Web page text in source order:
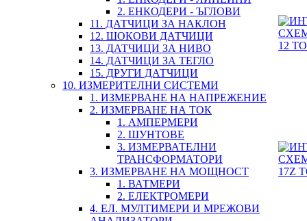
2. ЕНКОДЕРИ - ЪГЛОВИ
11. ДАТЧИЦИ ЗА НАКЛОН
12. ШОКОВИ ДАТЧИЦИ
13. ДАТЧИЦИ ЗА НИВО
14. ДАТЧИЦИ ЗА ТЕГЛО
15. ДРУГИ ДАТЧИЦИ
10. ИЗМЕРИТЕЛНИ СИСТЕМИ
1. ИЗМЕРВАНЕ НА НАПРЕЖЕНИЕ
2. ИЗМЕРВАНЕ НА ТОК
1. АМПЕРМЕРИ
2. ШУНТОВЕ
3. ИЗМЕРВАТЕЛНИ
ТРАНСФОРМАТОРИ
3. ИЗМЕРВАНЕ НА МОЩНОСТ
1. ВАТМЕРИ
2. ЕЛЕКТРОМЕРИ
4. ЕЛ. МУЛТИМЕРИ И МРЕЖОВИ